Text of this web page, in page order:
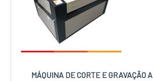
MÁQUINA DE CORTE E GRAVAÇÃO A